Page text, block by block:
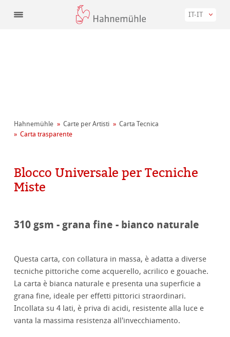
IT-IT
Hahnemühle Carte per Artisti
Carta Tecnica
Carta trasparente
Blocco Universale per Tecniche
Miste
310 gsm - grana fine - bianco naturale
Questa carta, con collatura in massa, è adatta a diverse
tecniche pittoriche come acquerello, acrilico e gouache.
La carta è bianca naturale e presenta una superficie a
grana fine, ideale per effetti pittorici straordinari.
Incollata su 4 lati, è priva di acidi, resistente alla luce e
vanta la massima resistenza all'invecchiamento.